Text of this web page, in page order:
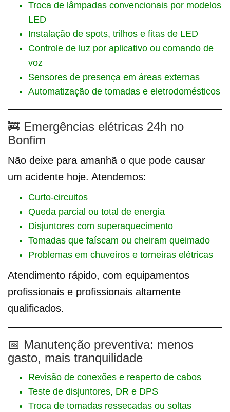
Troca de lâmpadas convencionais por modelos
LED
Instalação de spots, trilhos e fitas de LED
Controle de luz por aplicativo ou comando de
voz
Sensores de presença em áreas externas
Automatização de tomadas e eletrodomésticos
🚒 Emergências elétricas 24h no
Bonfim
Não deixe para amanhã o que pode causar
um acidente hoje. Atendemos:
Curto-circuitos
Queda parcial ou total de energia
Disjuntores com superaquecimento
Tomadas que faíscam ou cheiram queimado
Problemas em chuveiros e torneiras elétricas
Atendimento rápido, com equipamentos
profissionais e profissionais altamente
qualificados.
📅 Manutenção preventiva: menos
gasto, mais tranquilidade
Revisão de conexões e reaperto de cabos
Teste de disjuntores, DR e DPS
Troca de tomadas ressecadas ou soltas